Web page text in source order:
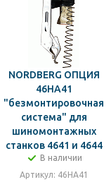
NORDBERG ОПЦИЯ
46HA41
"безмонтировочная
система" для
шиномонтажных
станков 4641 и 4644
В наличии
Артикул: 46HA41